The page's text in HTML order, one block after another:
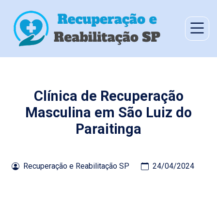
Clínica de Recuperação
Masculina em São Luiz do
Paraitinga
Recuperação e Reabilitação SP 24/04/2024